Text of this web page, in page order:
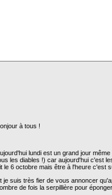
à tous !
lundi est un grand jour
les diables !) car aujourd'hui c'est
le 6 octobre mais être à l'heure c'est
je suis très fier de vous annoncer
de fois la serpillière pour